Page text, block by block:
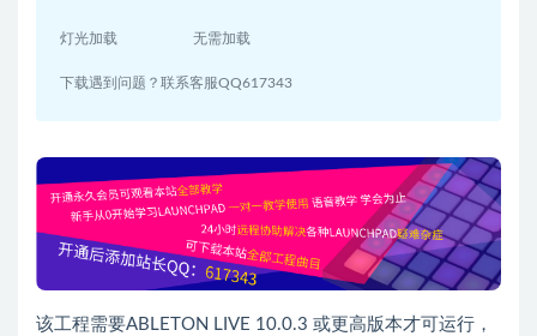
灯光加载 无需加载
下载遇到问题？联系客服QQ617343
该工程需要ABLETON LIVE 10.0.3 或更高版本才可运行，